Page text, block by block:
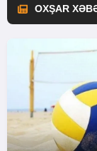
OXŞAR